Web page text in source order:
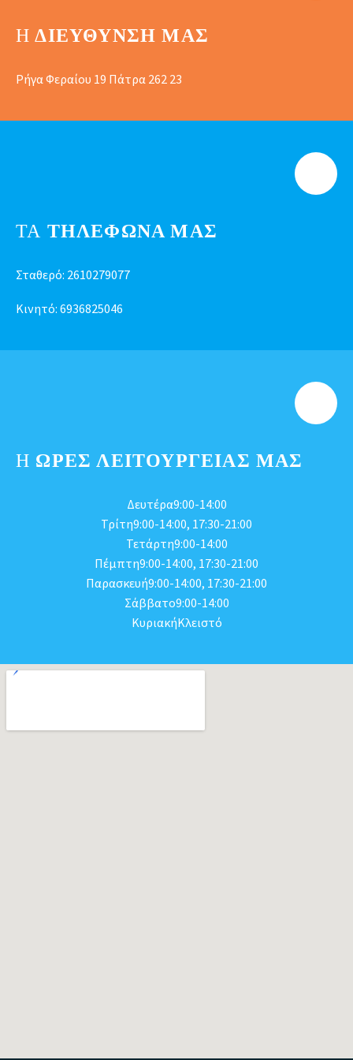
Η ΔΙΕΎΘΥΝΣΗ ΜΑΣ
Ρήγα Φεραίου 19 Πάτρα 262 23
ΤΑ ΤΗΛΕΦΩΝΑ ΜΑΣ
Σταθερό: 2610279077
Κινητό: 6936825046
Η ΩΡΕΣ ΛΕΙΤΟΥΡΓΕΊΑΣ ΜΑΣ
Δευτέρα9:00-14:00
Τρίτη9:00-14:00, 17:30-21:00
Τετάρτη9:00-14:00
Πέμπτη9:00-14:00, 17:30-21:00
Παρασκευή9:00-14:00, 17:30-21:00
Σάββατο9:00-14:00
ΚυριακήΚλειστό